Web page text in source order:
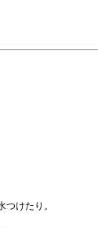
けたり。